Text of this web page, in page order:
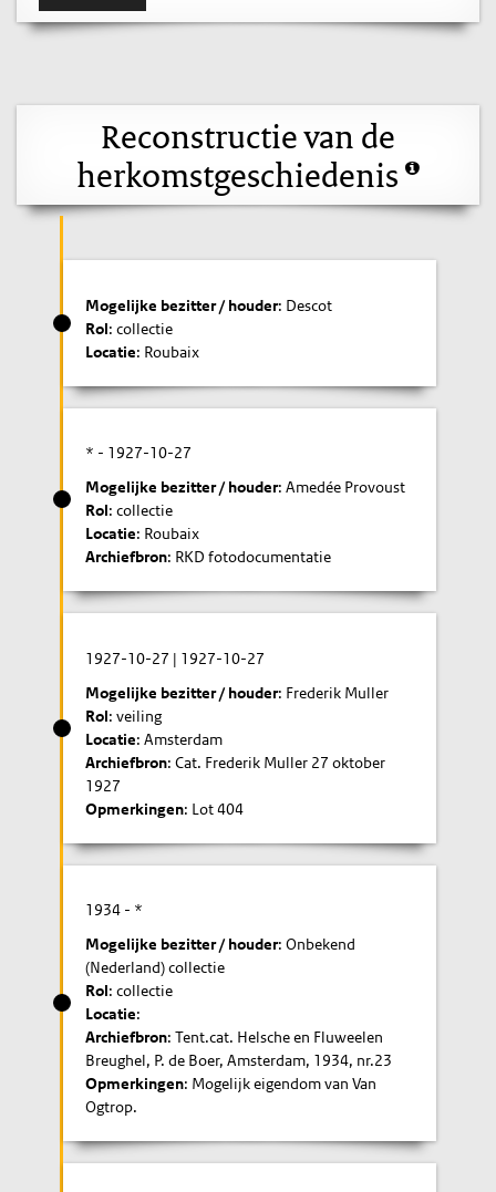
Reconstructie van de
herkomstgeschiedenis
Mogelijke bezitter / houder: Descot
Rol: collectie
Locatie: Roubaix
* - 1927-10-27
Mogelijke bezitter / houder: Amedée Provoust
Rol: collectie
Locatie: Roubaix
Archiefbron: RKD fotodocumentatie
1927-10-27 | 1927-10-27
Mogelijke bezitter / houder: Frederik Muller
Rol: veiling
Locatie: Amsterdam
Archiefbron: Cat. Frederik Muller 27 oktober
1927
Opmerkingen: Lot 404
1934 - *
Mogelijke bezitter / houder: Onbekend
(Nederland) collectie
Rol: collectie
Locatie:
Archiefbron: Tent.cat. Helsche en Fluweelen
Breughel, P. de Boer, Amsterdam, 1934, nr.23
Opmerkingen: Mogelijk eigendom van Van
Ogtrop.